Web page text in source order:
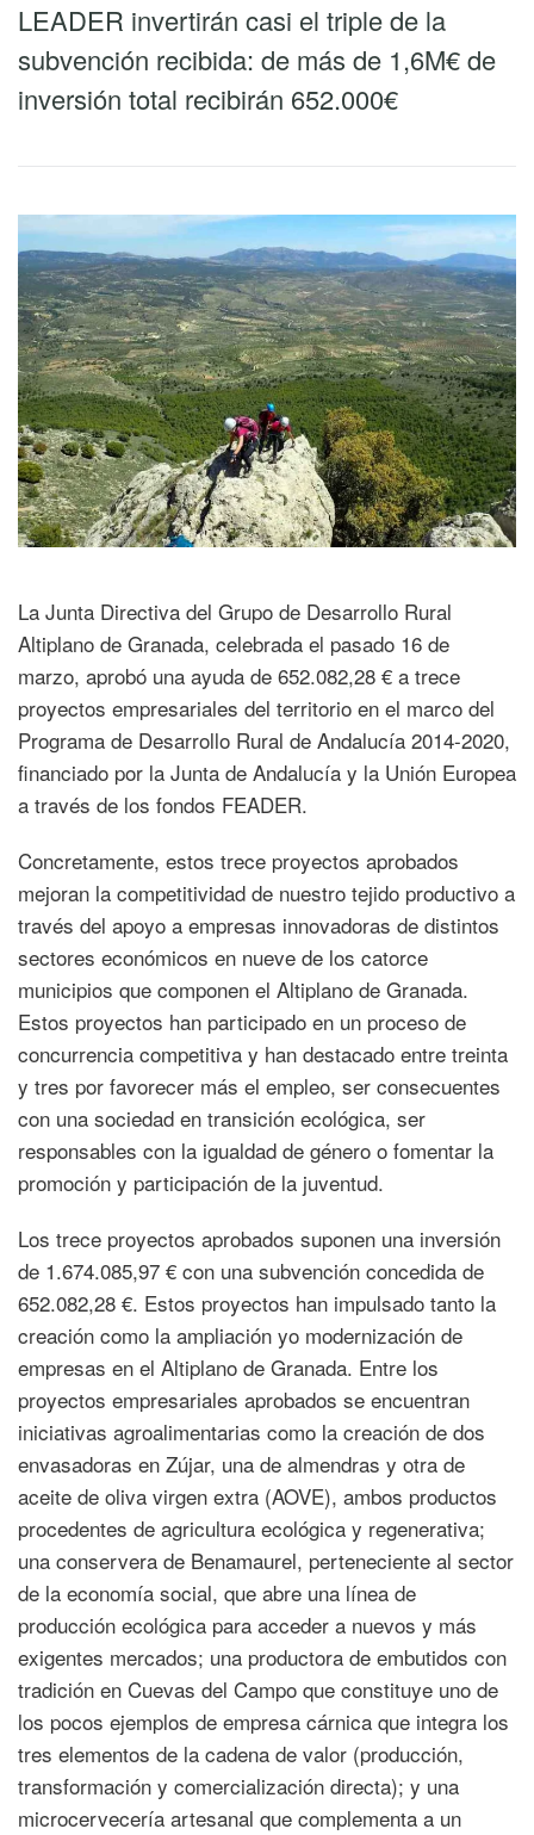
LEADER invertirán casi el triple de la
subvención recibida: de más de 1,6M€ de
inversión total recibirán 652.000€
La Junta Directiva del Grupo de Desarrollo Rural
Altiplano de Granada, celebrada el pasado 16 de
marzo, aprobó una ayuda de 652.082,28 € a trece
proyectos empresariales del territorio en el marco del
Programa de Desarrollo Rural de Andalucía 2014-2020,
financiado por la Junta de Andalucía y la Unión Europea
a través de los fondos FEADER.
Concretamente, estos trece proyectos aprobados
mejoran la competitividad de nuestro tejido productivo a
través del apoyo a empresas innovadoras de distintos
sectores económicos en nueve de los catorce
municipios que componen el Altiplano de Granada.
Estos proyectos han participado en un proceso de
concurrencia competitiva y han destacado entre treinta
y tres por favorecer más el empleo, ser consecuentes
con una sociedad en transición ecológica, ser
responsables con la igualdad de género o fomentar la
promoción y participación de la juventud.
Los trece proyectos aprobados suponen una inversión
de 1.674.085,97 € con una subvención concedida de
652.082,28 €. Estos proyectos han impulsado tanto la
creación como la ampliación yo modernización de
empresas en el Altiplano de Granada. Entre los
proyectos empresariales aprobados se encuentran
iniciativas agroalimentarias como la creación de dos
envasadoras en Zújar, una de almendras y otra de
aceite de oliva virgen extra (AOVE), ambos productos
procedentes de agricultura ecológica y regenerativa;
una conservera de Benamaurel, perteneciente al sector
de la economía social, que abre una línea de
producción ecológica para acceder a nuevos y más
exigentes mercados; una productora de embutidos con
tradición en Cuevas del Campo que constituye uno de
los pocos ejemplos de empresa cárnica que integra los
tres elementos de la cadena de valor (producción,
transformación y comercialización directa); y una
microcervecería artesanal que complementa a un